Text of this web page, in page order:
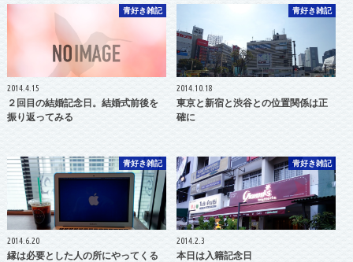
青好き雑記
2014.4.15
２回目の結婚記念日。結婚式前後を
振り返ってみる
青好き雑記
2014.10.18
東京と新宿と渋谷との位置関係は正
確に
青好き雑記
2014.6.20
縁は必要とした人の所にやってくる
青好き雑記
2014.2.3
本日は入籍記念日